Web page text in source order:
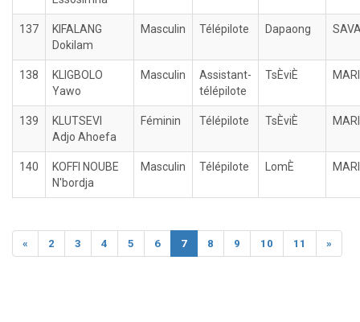
137
KIFALANG
Dokilam
Masculin Télépilote Dapaong
138
KLIGBOLO
Yawo
Masculin
Assistant-
télépilote
TsÈviÈ
139
KLUTSEVI
Adjo Ahoefa
Féminin Télépilote TsÈviÈ
140
KOFFI NOUBE
N'bordja
Masculin Télépilote LomÈ
« 2 3 4 5 6 7 8 9 10 11 »